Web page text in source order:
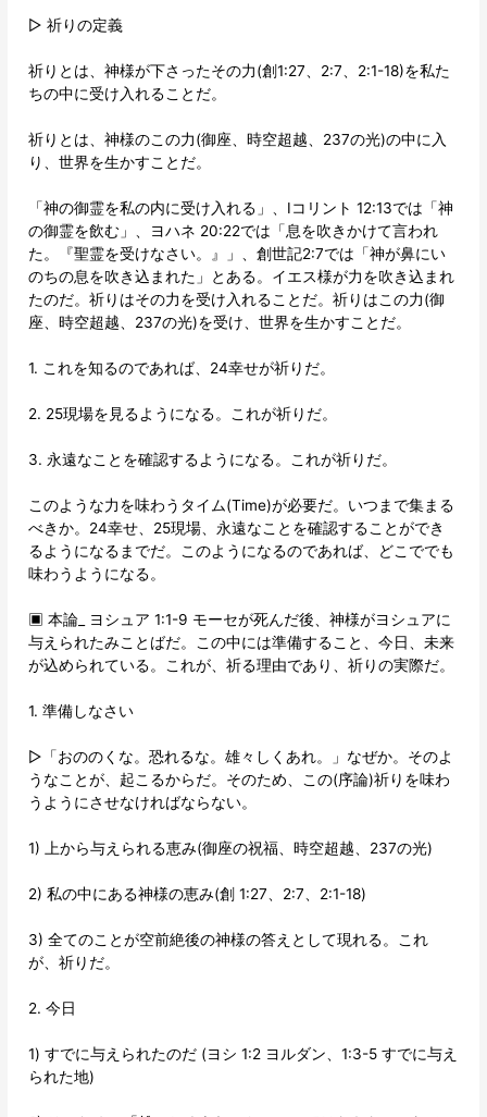
▷ 祈りの定義
祈りとは、神様が下さったその力(創1:27、2:7、2:1-18)を私た
ちの中に受け入れることだ。
祈りとは、神様のこの力(御座、時空超越、237の光)の中に入
り、世界を生かすことだ。
「神の御霊を私の内に受け入れる」、Ⅰコリント 12:13では「神
の御霊を飲む」、ヨハネ 20:22では「息を吹きかけて言われ
た。『聖霊を受けなさい。』」、創世記2:7では「神が鼻にい
のちの息を吹き込まれた」とある。イエス様が力を吹き込まれ
たのだ。祈りはその力を受け入れることだ。祈りはこの力(御
座、時空超越、237の光)を受け、世界を生かすことだ。
1. これを知るのであれば、24幸せが祈りだ。
2. 25現場を見るようになる。これが祈りだ。
3. 永遠なことを確認するようになる。これが祈りだ。
このような力を味わうタイム(Time)が必要だ。いつまで集まる
べきか。24幸せ、25現場、永遠なことを確認することができ
るようになるまでだ。このようになるのであれば、どこででも
味わうようになる。
▣ 本論_ ヨシュア 1:1-9 モーセが死んだ後、神様がヨシュアに
与えられたみことばだ。この中には準備すること、今日、未来
が込められている。これが、祈る理由であり、祈りの実際だ。
1. 準備しなさい
▷「おののくな。恐れるな。雄々しくあれ。」なぜか。そのよ
うなことが、起こるからだ。そのため、この(序論)祈りを味わ
うようにさせなければならない。
1) 上から与えられる恵み(御座の祝福、時空超越、237の光)
2) 私の中にある神様の恵み(創 1:27、2:7、2:1-18)
3) 全てのことが空前絶後の神様の答えとして現れる。これ
が、祈りだ。
2. 今日
1) すでに与えられたのだ (ヨシ 1:2 ヨルダン、1:3-5 すでに与え
られた地)